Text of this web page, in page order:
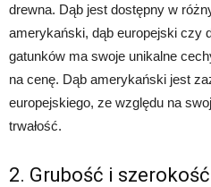
drewna. Dąb jest dostępny w
amerykański, dąb europejski czy
gatunków ma swoje unikalne
na cenę. Dąb amerykański jest
europejskiego, ze względu na
trwałość.
2. Grubość i